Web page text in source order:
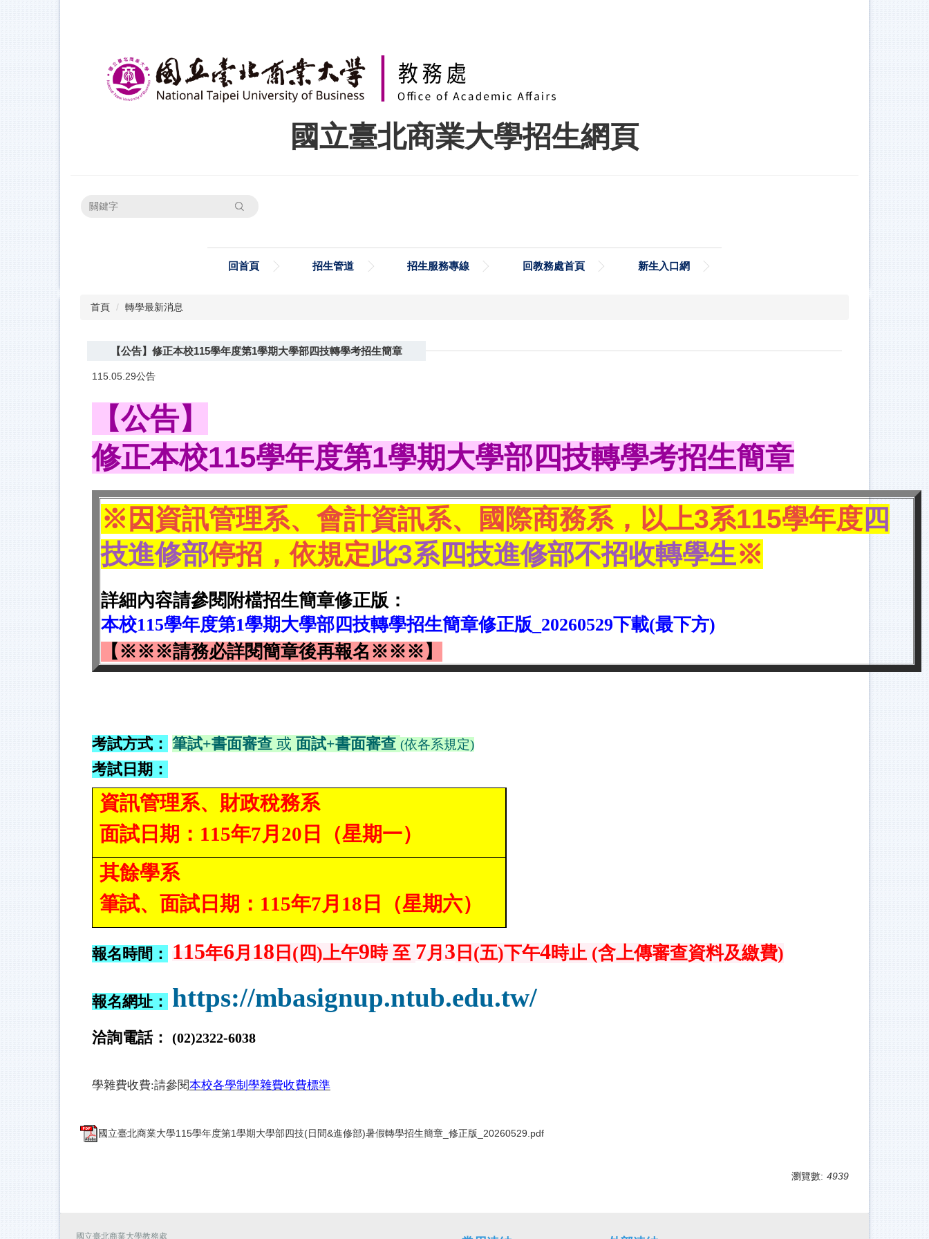
國立臺北商業大學招生網頁
搜尋
回首頁 招生管道 招生服務專線 回教務處首頁 新生入口網
首頁 轉學最新消息
【公告】修正本校115學年度第1學期大學部四技轉學考招生簡章
115.05.29公告
【公告】
修正本校115學年度第1學期大學部四技轉學考招生簡章
※ 因 資訊管理系、會計資訊系、國際商務系，以上3系115學年度 四
技進修部停招，依規定此3系四技進修部不招收轉學生※
詳細內容請參閱附檔招生簡章修正版 ：
本校115學年度第1學期大學部四技轉學招生簡章修正版_20260529下載(最下方)
【※※※請務必詳閱簡章後再報名※※※】
考試方式： 筆試+書面審查 或 面試+書面審查 (依各系規定)
考試日期：
資訊管理系、財政稅務系
面試日期：115年7月20日（星期一）
其餘學系
筆試、面試日期：115年7月18日（星期六）
報名時間： 115年6月 18 日(四)上午9時 至 7月 3 日(五)下午4時止 (含上傳審查資料及繳費)
報名網址： https://mbasignup.ntub.edu.tw/
洽詢電話： (02)2322-6038
學雜費收費:請參閱本校各學制學雜費收費標準
國立臺北商業大學115學年度第1學期大學部四技(日間&進修部)暑假轉學招生簡章_修正版_20260529.pdf
瀏覽數: 4939
國立臺北商業大學教務處